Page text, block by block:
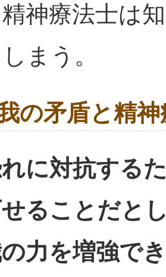
精神療法士は
まう。
の矛盾と精
に対抗する
ることだと
力を増強で